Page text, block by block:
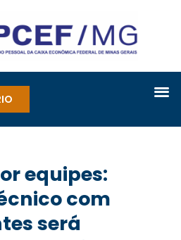
equipes:
com
será